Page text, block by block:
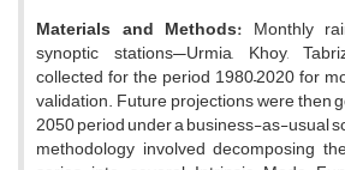
Materials and Methods: Monthly
synoptic stations—Urmia, Khoy,
collected for the period 1980–2020 for
validation. Future projections were then
2050 period under a business-as-usual
methodology involved decomposing